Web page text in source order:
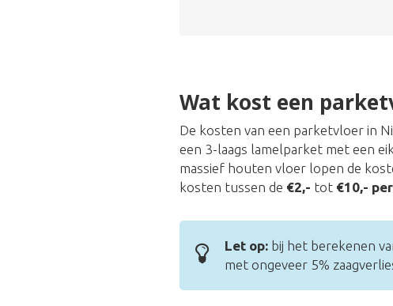
Wat kost een
De kosten van een parketvloer in
een 3-laags lamelparket met een
massief houten vloer lopen de
kosten tussen de €2,- tot €10,-
Let op: bij het berekenen
met ongeveer 5%